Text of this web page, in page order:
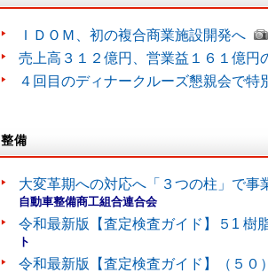
ＩＤＯＭ、初の複合商業施設開発へ
売上高３１２億円、営業益１６１億円
４回目のディナークルーズ懇親会で特
整備
大変革期への対応へ「３つの柱」で事
自動車整備商工組合連合会
令和最新版【査定検査ガイド】５1 樹
ト
令和最新版【査定検査ガイド】（５０